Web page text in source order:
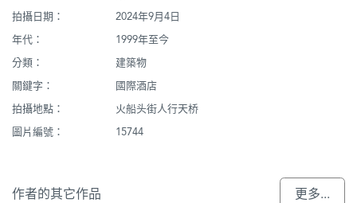
拍攝日期：
2024年9月4日
年代：
1999年至今
分類：
建築物
關鍵字：
國際酒店
拍攝地點：
火船头街人行天桥
圖片編號：
15744
作者的其它作品 更多...